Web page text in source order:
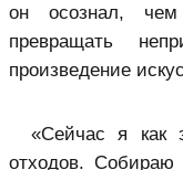
он осознал,
превращать
произведение
«Сейчас я как
отходов.